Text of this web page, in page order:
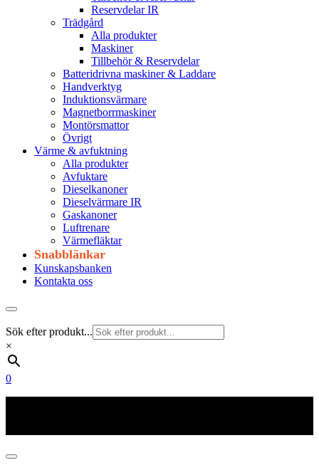
Reservdelar IR
Trädgård
Alla produkter
Maskiner
Tillbehör & Reservdelar
Batteridrivna maskiner & Laddare
Handverktyg
Induktionsvärmare
Magnetborrmaskiner
Montörsmattor
Övrigt
Värme & avfuktning
Alla produkter
Avfuktare
Dieselkanoner
Dieselvärmare IR
Gaskanoner
Luftrenare
Värmefläktar
Snabblänkar
Kunskapsbanken
Kontakta oss
Sök efter produkt...
×
0